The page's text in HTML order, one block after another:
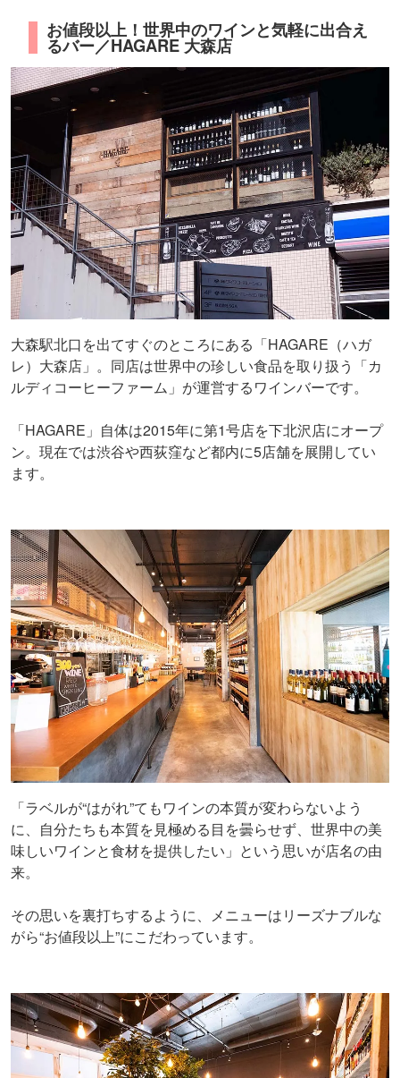
お値段以上！世界中のワインと気軽に出合え
るバー／HAGARE 大森店
大森駅北口を出てすぐのところにある「HAGARE（ハガ
レ）大森店」。同店は世界中の珍しい食品を取り扱う「カ
ルディコーヒーファーム」が運営するワインバーです。
「HAGARE」自体は2015年に第1号店を下北沢店にオープ
ン。現在では渋谷や西荻窪など都内に5店舗を展開してい
ます。
「ラベルが“はがれ”てもワインの本質が変わらないよう
に、自分たちも本質を見極める目を曇らせず、世界中の美
味しいワインと食材を提供したい」という思いが店名の由
来。
その思いを裏打ちするように、メニューはリーズナブルな
がら“お値段以上”にこだわっています。